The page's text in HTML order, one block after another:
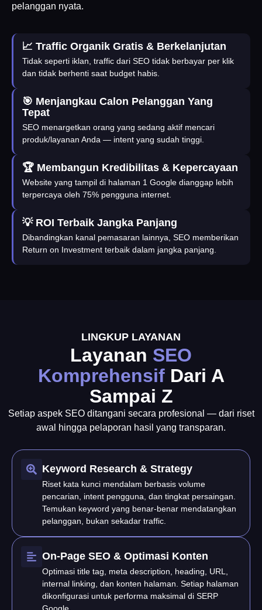
pelanggan nyata.
📈 Traffic Organik Gratis & Berkelanjutan
Tidak seperti iklan, traffic dari SEO tidak berbayar per klik
dan tidak berhenti saat budget habis.
🎯 Menjangkau Calon Pelanggan Yang
Tepat
SEO menargetkan orang yang sedang aktif mencari
produk/layanan Anda — intent yang sudah tinggi.
🏆 Membangun Kredibilitas & Kepercayaan
Website yang tampil di halaman 1 Google dianggap lebih
terpercaya oleh 75% pengguna internet.
💡 ROI Terbaik Jangka Panjang
Dibandingkan kanal pemasaran lainnya, SEO memberikan
Return on Investment terbaik dalam jangka panjang.
LINGKUP LAYANAN
Layanan SEO
KomprehensifDari A
Sampai Z
Setiap aspek SEO ditangani secara profesional — dari riset
awal hingga pelaporan hasil yang transparan.
Keyword Research & Strategy
Riset kata kunci mendalam berbasis volume
pencarian, intent pengguna, dan tingkat persaingan.
Temukan keyword yang benar-benar mendatangkan
pelanggan, bukan sekadar traffic.
On-Page SEO & Optimasi Konten
Optimasi title tag, meta description, heading, URL,
internal linking, dan konten halaman. Setiap halaman
dikonfigurasi untuk performa maksimal di SERP
Google.